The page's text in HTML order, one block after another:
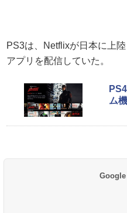
PS3は、Netflixが日本に上
アプリを配信していた。
ム
Google